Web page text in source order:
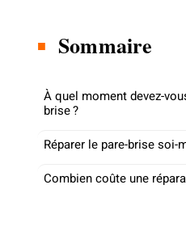
Sommaire
À quel moment devez-
brise ?
Réparer le pare-brise soi-
Combien coûte une